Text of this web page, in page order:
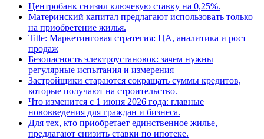
Центробанк снизил ключевую ставку на 0,25%.
Материнский капитал предлагают использовать только
на приобретение жилья.
Title: Маркетинговая стратегия: ЦА, аналитика и рост
продаж
Безопасность электроустановок: зачем нужны
регулярные испытания и измерения
Застройщики стараются сокращать суммы кредитов,
которые получают на строительство.
Что изменится с 1 июня 2026 года: главные
нововведения для граждан и бизнеса.
Для тех, кто приобретает единственное жилье,
предлагают снизить ставки по ипотеке.